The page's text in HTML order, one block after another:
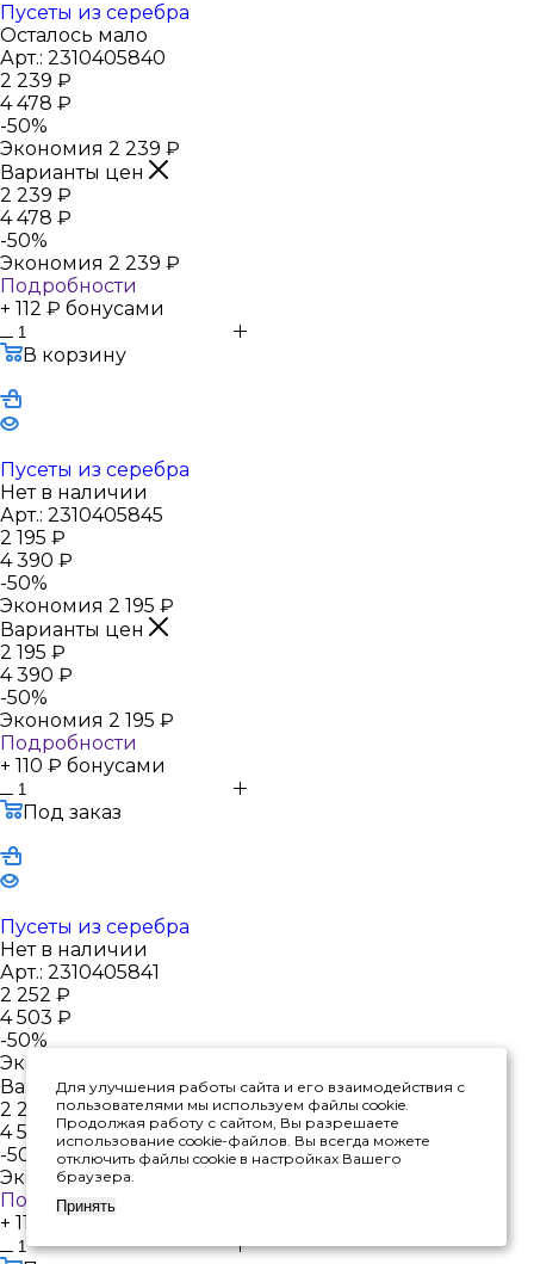
Пусеты из серебра
Осталось мало
Арт.: 2310405840
2 239 ₽
4 478 ₽
-50%
Экономия 2 239 ₽
Варианты цен
2 239 ₽
4 478 ₽
-50%
Экономия 2 239 ₽
Подробности
+ 112 ₽ бонусами
В корзину
Пусеты из серебра
Нет в наличии
Арт.: 2310405845
2 195 ₽
4 390 ₽
-50%
Экономия 2 195 ₽
Варианты цен
2 195 ₽
4 390 ₽
-50%
Экономия 2 195 ₽
Подробности
+ 110 ₽ бонусами
Под заказ
Пусеты из серебра
Нет в наличии
Арт.: 2310405841
2 252 ₽
4 503 ₽
-50%
Экономия
Варианты цен
2 252
₽
4 503
₽
-50
Экономия2 251
Подробности
+ 113 ₽ бонусами
Для улучшения работы сайта и его взаимодействия с
пользователями мы используем файлы cookie.
Продолжая работу с сайтом, Вы разрешаете
использование cookie-файлов. Вы всегда можете
отключить файлы cookie в настройках Вашего
браузера.
Принять